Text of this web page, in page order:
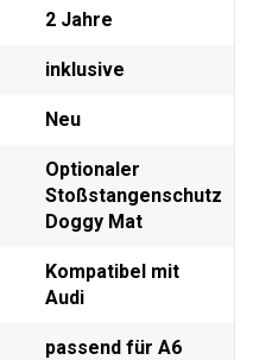
2 Jahre
inklusive
Neu
Optionaler
Stoßstangenschutz
Doggy Mat
Kompatibel mit
Audi
passend für A6